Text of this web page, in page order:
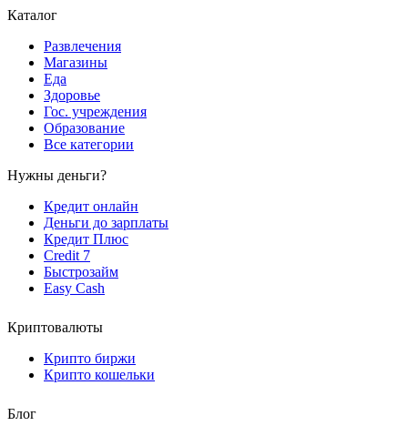
Каталог
Развлечения
Магазины
Еда
Здоровье
Гос. учреждения
Образование
Все категории
Нужны деньги?
Кредит онлайн
Деньги до зарплаты
Кредит Плюс
Credit 7
Быстрозайм
Easy Cash
Криптовалюты
Крипто биржи
Крипто кошельки
Блог